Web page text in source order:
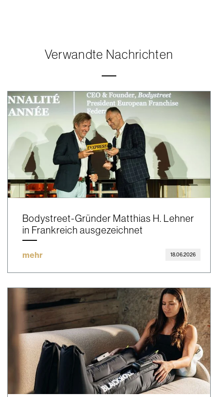
Verwandte Nachrichten
Bodystreet-Gründer Matthias H. Lehner
in Frankreich ausgezeichnet
mehr 18.06.2026